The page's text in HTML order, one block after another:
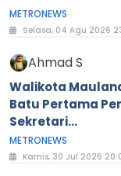
METRONEWS
Selasa, 04 Agu 2026
Ahmad S
Walikota
Batu Pertama
Sekretari...
METRONEWS
Kamis, 30 Jul 2026